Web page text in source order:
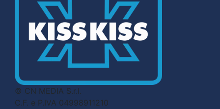
© CN MEDIA S.r.l.
C.F. e P.IVA 04998911210